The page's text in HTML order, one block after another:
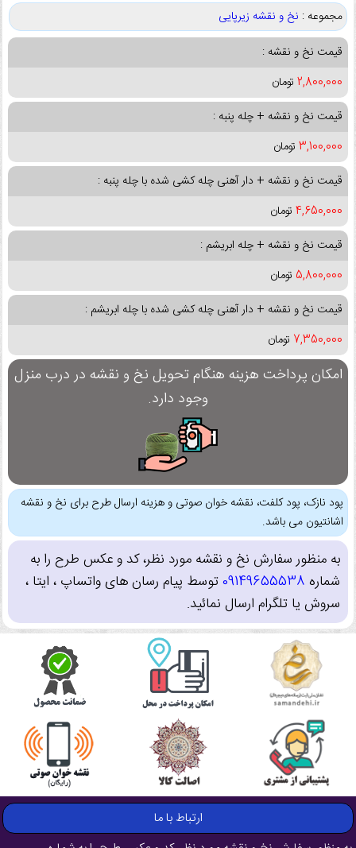
مجموعه : نخ و نقشه زیرپایی
قیمت نخ و نقشه :
2,800,000 تومان
قیمت نخ و نقشه + چله پنبه :
3,100,000 تومان
قیمت نخ و نقشه + دار آهنی چله کشی شده با چله پنبه :
4,650,000 تومان
قیمت نخ و نقشه + چله ابریشم :
5,800,000 تومان
قیمت نخ و نقشه + دار آهنی چله کشی شده با چله ابریشم :
7,350,000 تومان
امکان پرداخت هزینه هنگام تحویل نخ و نقشه در درب منزل
وجود دارد.
پود نازک، پود کلفت، نقشه خوان صوتی و هزینه ارسال طرح برای نخ و نقشه
اشانتیون می باشد.
به منظور سفارش نخ و نقشه مورد نظر، کد و عکس طرح را به
شماره 09149655538توسط پیام رسان های واتساپ ، ایتا ،
سروش یا تلگرام ارسال نمائید.
ارتباط با ما